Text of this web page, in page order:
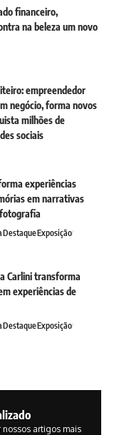
financeiro,
na beleza um novo
empreendedor
negócio, forma novos
milhões de
sociais
experiências
em narrativas
DestaqueExposição
Carlini transforma
experiências de
DestaqueExposição
nossos artigos mais